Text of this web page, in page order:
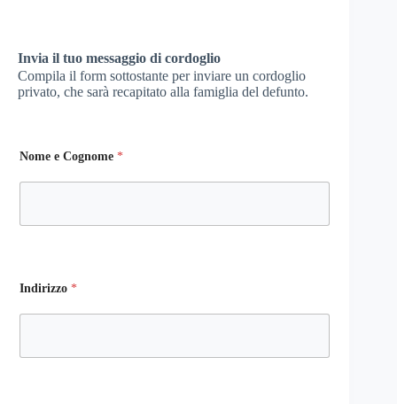
Invia il tuo messaggio di cordoglio
Compila il form sottostante per inviare un cordoglio
privato, che sarà recapitato alla famiglia del defunto.
Nome e Cognome *
Indirizzo *